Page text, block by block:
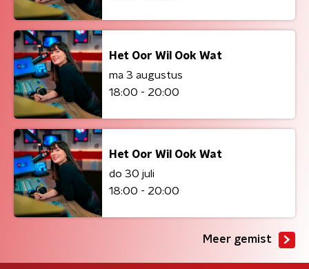
Het Oor Wil Ook Wat
ma 3 augustus
18:00 - 20:00
Het Oor Wil Ook Wat
do 30 juli
18:00 - 20:00
Meer gemist